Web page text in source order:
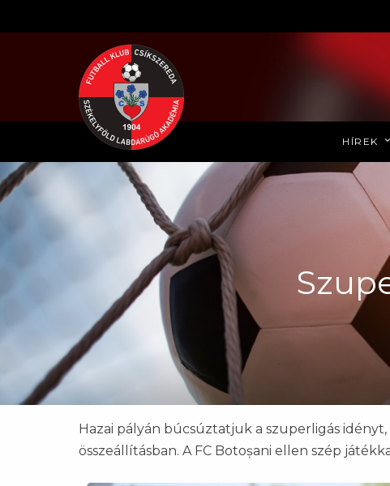
HÍREK
Hazai pályán búcsúztatjuk a szuperligás
összeállításban. A FC Botoșani ellen szép